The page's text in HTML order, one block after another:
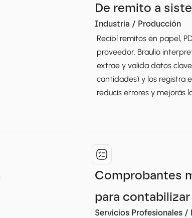
De remito a
Industria / Producción
Recibí remitos en papel,
proveedor. Braulio
extrae y valida datos
cantidades) y los registra
reducís errores y mejorás
Comprobantes
para contabilizar
Servicios Profesionales /